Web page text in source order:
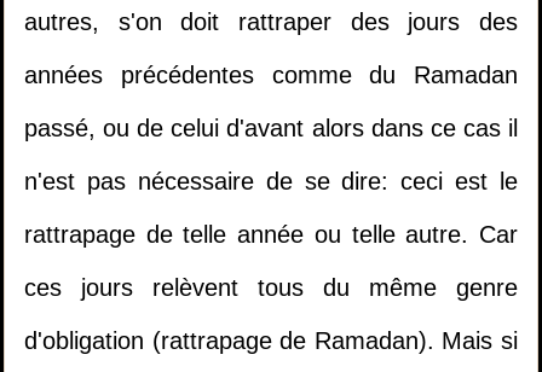
autres, s'on doit rattraper des jours des
années précédentes comme du Ramadan
passé, ou de celui d'avant alors dans ce cas il
n'est pas nécessaire de se dire: ceci est le
rattrapage de telle année ou telle autre. Car
ces jours relèvent tous du même genre
d'obligation (rattrapage de Ramadan). Mais si